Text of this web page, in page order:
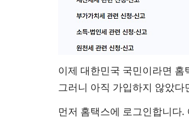
이제 대한민국 국민이라면
그러니 아직 가입하지 않았
먼저 홈택스에 로그인합니다